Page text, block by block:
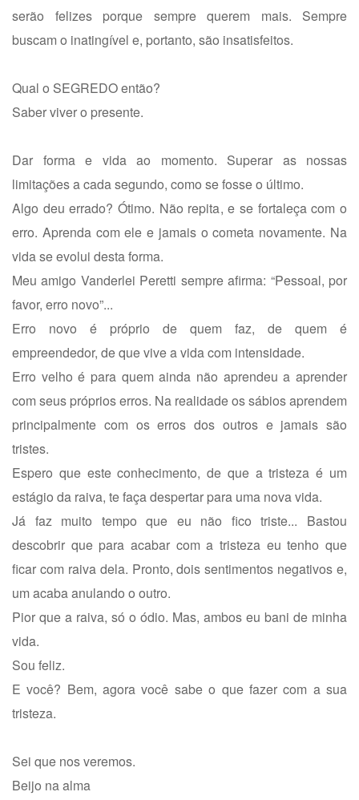
serão felizes porque sempre querem mais. Sempre
buscam o inatingível e, portanto, são insatisfeitos.
Qual o SEGREDO então?
Saber viver o presente.
Dar forma e vida ao momento. Superar as nossas
limitações a cada segundo, como se fosse o último.
Algo deu errado? Ótimo. Não repita, e se fortaleça com o
erro. Aprenda com ele e jamais o cometa novamente. Na
vida se evolui desta forma.
Meu amigo Vanderlei Peretti sempre afirma: “Pessoal, por
favor, erro novo”...
Erro novo é próprio de quem faz, de quem é
empreendedor, de que vive a vida com intensidade.
Erro velho é para quem ainda não aprendeu a aprender
com seus próprios erros. Na realidade os sábios aprendem
principalmente com os erros dos outros e jamais são
tristes.
Espero que este conhecimento, de que a tristeza é um
estágio da raiva, te faça despertar para uma nova vida.
Já faz muito tempo que eu não fico triste... Bastou
descobrir que para acabar com a tristeza eu tenho que
ficar com raiva dela. Pronto, dois sentimentos negativos e,
um acaba anulando o outro.
Pior que a raiva, só o ódio. Mas, ambos eu bani de minha
vida.
Sou feliz.
E você? Bem, agora você sabe o que fazer com a sua
tristeza.
Sei que nos veremos.
Beijo na alma